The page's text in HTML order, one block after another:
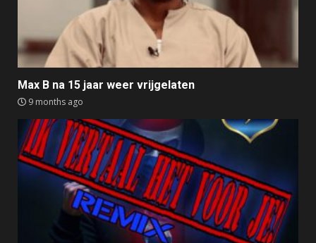
Max B na 15 jaar weer vrijgelaten
9 months ago